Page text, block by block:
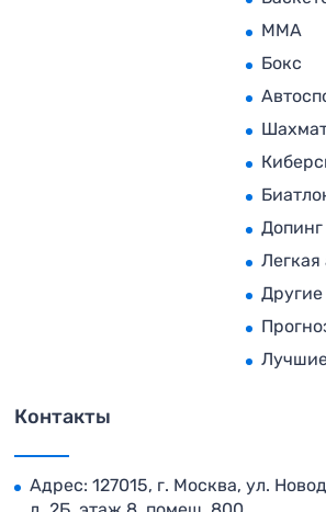
MMA
Бокс
Допинг
Легкая
Другие
Контакты
Адрес: 127015, г. Москва, ул.